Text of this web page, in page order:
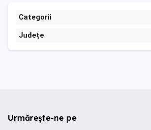
Categorii
Județe
Urmărește-ne pe